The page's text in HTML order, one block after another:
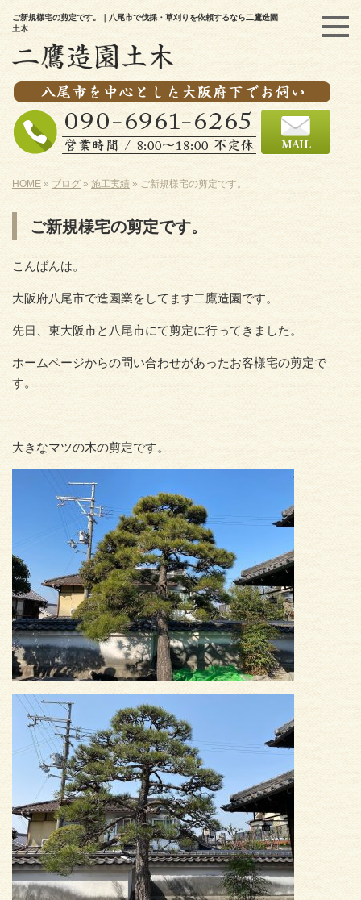
ご新規様宅の剪定です。｜八尾市で伐採・草刈りを依頼するなら二鷹造園
土木
HOME » ブログ » 施工実績 » ご新規様宅の剪定です。
ご新規様宅の剪定です。
こんばんは。
大阪府八尾市で造園業をしてます二鷹造園です。
先日、東大阪市と八尾市にて剪定に行ってきました。
ホームページからの問い合わせがあったお客様宅の剪定で
す。
大きなマツの木の剪定です。